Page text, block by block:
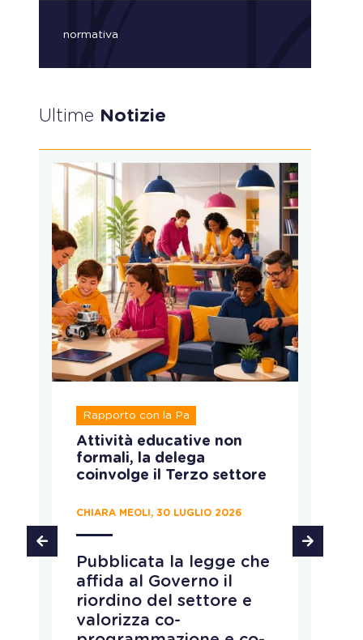
normativa
Ultime Notizie
Rapporto con la Pa
Attività educative non
formali, la delega
coinvolge il Terzo settore
CHIARA MEOLI, 30 LUGLIO 2026
Pubblicata la legge che
affida al Governo il
riordino del settore e
valorizza co-